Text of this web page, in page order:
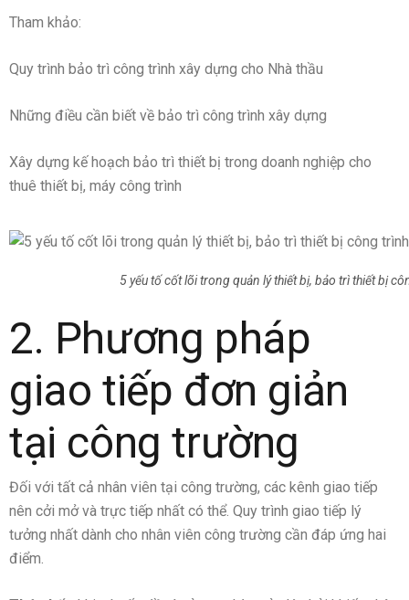
Tham khảo:
Quy trình bảo trì công trình xây dựng cho Nhà thầu
Những điều cần biết về bảo trì công trình xây dựng
Xây dựng kế hoạch bảo trì thiết bị trong doanh nghiệp cho
thuê thiết bị, máy công trình
5 yếu tố cốt lõi trong quản lý thiết bị, bảo trì thiết bị
2. Phương pháp
giao tiếp đơn giản
tại công trường
Đối với tất cả nhân viên tại công trường, các kênh giao tiếp
nên cởi mở và trực tiếp nhất có thể. Quy trình giao tiếp lý
tưởng nhất dành cho nhân viên công trường cần đáp ứng hai
điểm.